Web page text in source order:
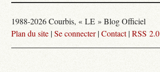
1988-2026 Courbis, « LE » Blog Officiel
Plan du site |Se connecter|Contact|RSS 2.0